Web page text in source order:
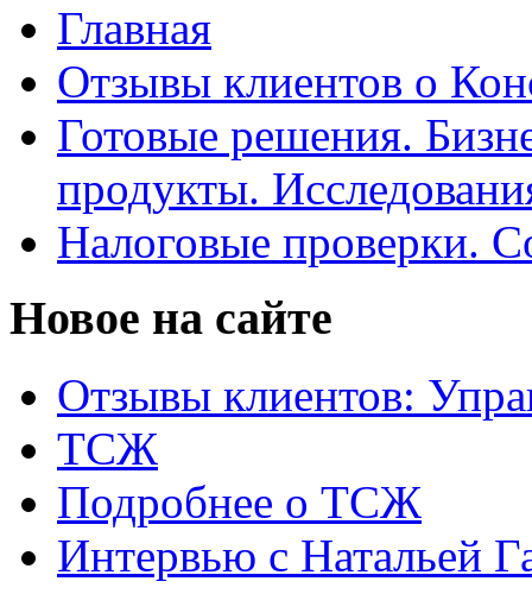
Главная
Отзывы клиентов о
Готовые решения.
продукты.
Налоговые проверки.
Новое на сайте
Отзывы клиентов:
ТСЖ
Подробнее о ТСЖ
Интервью с Натальей